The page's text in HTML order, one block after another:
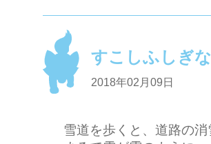
すこしふしぎ
2018年02月09日
雪道を歩くと、道路の